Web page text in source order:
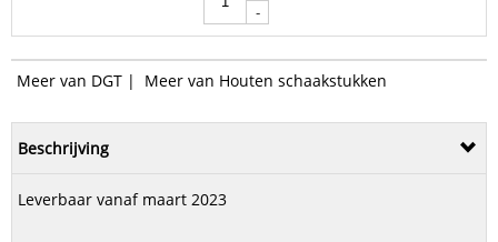
-
Meer van DGT | Meer van Houten schaakstukken
Beschrijving
Leverbaar vanaf maart 2023